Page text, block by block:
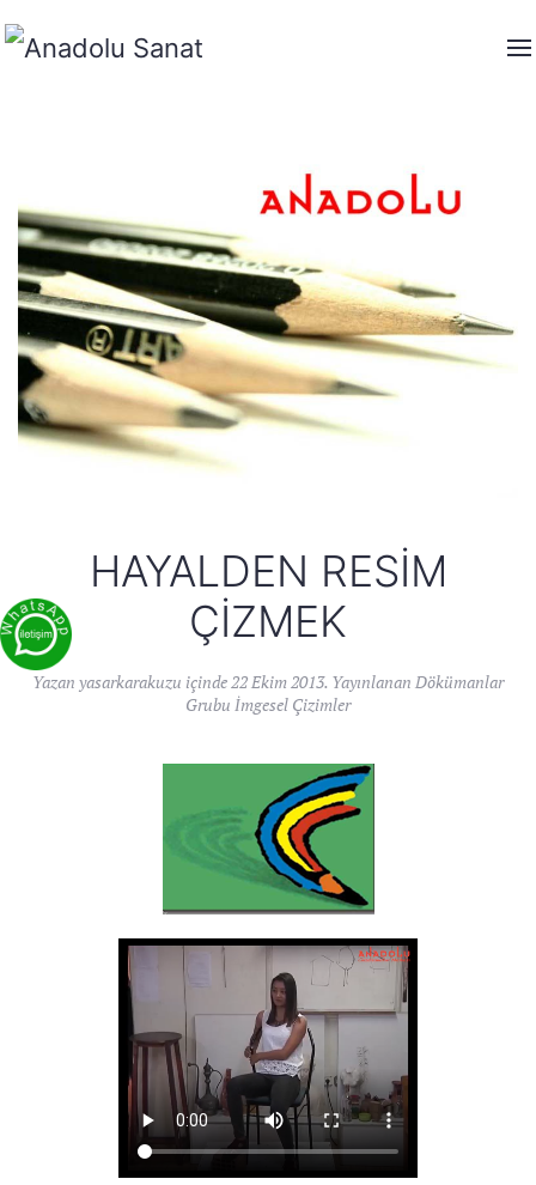
HAYALDEN RESIM
ÇIZMEK
Yazan yasarkarakuzu içinde 22 Ekim 2013. Yayınlanan Dökümanlar
Grubu İmgesel Çizimler